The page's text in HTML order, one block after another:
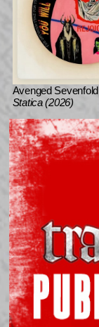
Avenged Sevenfold
Statica (2026)